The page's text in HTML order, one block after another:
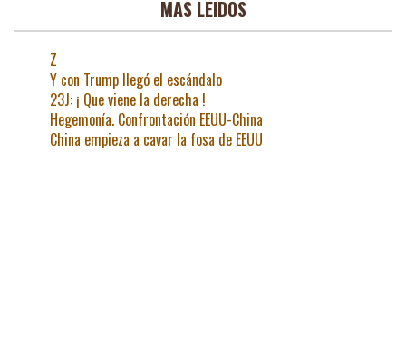
MAS LEIDOS
Z
Y con Trump llegó el escándalo
23J: ¡ Que viene la derecha !
Hegemonía. Confrontación EEUU-China
China empieza a cavar la fosa de EEUU